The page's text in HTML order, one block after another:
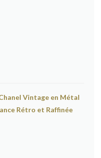
Vintage en Métal
Rétro et Raffinée